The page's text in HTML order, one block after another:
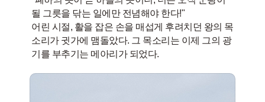
될 그릇을 닦는 일에만 전념해야 한다!"
어린 시절, 활을 잡은 손을 매섭게 후려치던 왕의 목
소리가 귓가에 맴돌았다. 그 목소리는 이제 그의 광